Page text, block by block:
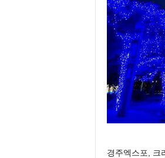
경주엑스포, 크